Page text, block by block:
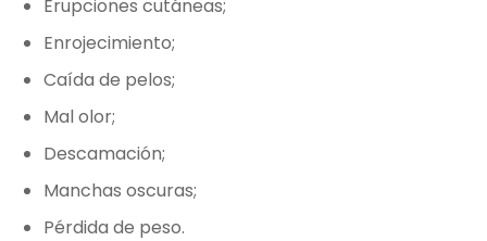
Erupciones cutáneas;
Enrojecimiento;
Caída de pelos;
Mal olor;
Descamación;
Manchas oscuras;
Pérdida de peso.